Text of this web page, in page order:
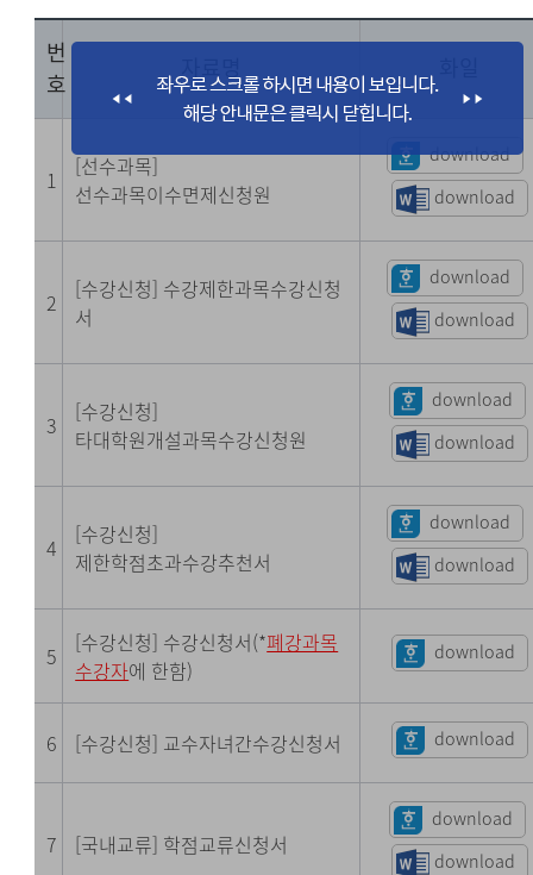
번
호
1
[선수과목]
선수과목이수면제신청원
download
download
2
[수강신청] 수강제한과목수강신청
서
download
download
3
[수강신청]
타대학원개설과목수강신청원
download
download
4
[수강신청]
제한학점초과수강추천서
download
download
5 [수강신청] 수강신청서(*폐강과목
수강자에 한함)
download
6 [수강신청] 교수자녀간수강신청서 download
7 [국내교류] 학점교류신청서
download
download